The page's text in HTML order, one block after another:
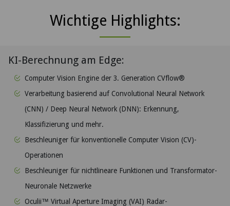
Wichtige Highlights:
KI-Berechnung am Edge:
Computer Vision Engine der 3. Generation CVflow®
Verarbeitung basierend auf Convolutional Neural Network
(CNN) / Deep Neural Network (DNN): Erkennung,
Klassifizierung und mehr.
Beschleuniger für konventionelle Computer Vision (CV)-
Operationen
Beschleuniger für nichtlineare Funktionen und Transformator-
Neuronale Netzwerke
Oculii™ Virtual Aperture Imaging (VAI) Radar-